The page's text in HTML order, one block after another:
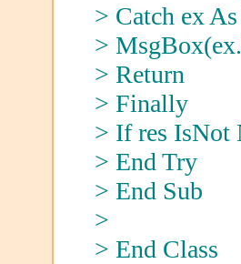
> Catch ex
>
> Return
> Finally
> If res IsNot
> End Try
> End Sub
>
> End Class